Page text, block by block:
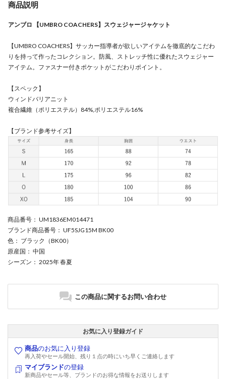
商品説明
アンブロ 【UMBRO COACHERS】スウェジャージャケット
【UMBRO COACHERS】サッカー指導者が欲しいアイテムを徹底的なこだわ
りを持って作ったコレクション。防風、ストレッチ性に優れたスウェジャー
アイテム。ファスナー付きポケットがこだわりポイント。
【スペック】
ウィンドバリアニット
複合繊維（ポリエステル）84%,ポリエステル16%
【ブランド参考サイズ】
商品番号 ： UM1836EM014471
ブランド商品番号 ： UF5SJG15M BK00
色 ： ブラック（BK00）
原産国 ： 中国
シーズン ： 2025年 春夏
この商品に関するお問い合わせ
お気に入り登録ガイド
商品のお気に入り登録
再入荷やセール開始、残り１点の時にいち早くご連絡します
マイブランドの登録
新商品やセール等、ブランドのお得な情報をお送りします